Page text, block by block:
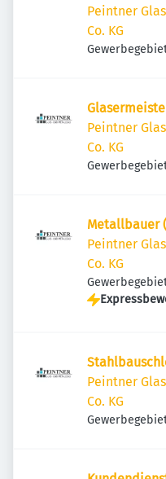
Peintner
Co. KG
Peintner
Co. KG
Metallbauer
Peintner
Co. KG
82490
Peintner
Co. KG